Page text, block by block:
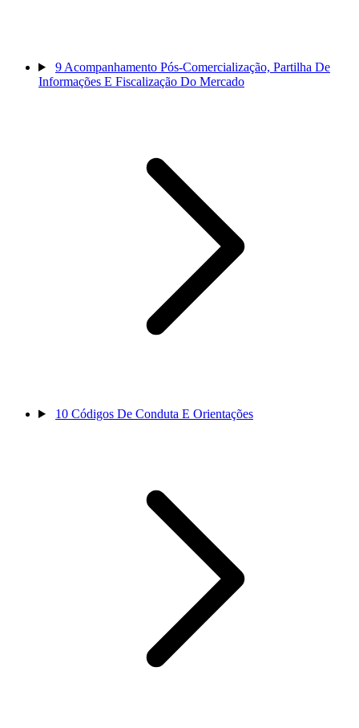
9 Acompanhamento Pós-Comercialização, Partilha De
Informações E Fiscalização Do Mercado
10 Códigos De Conduta E Orientações